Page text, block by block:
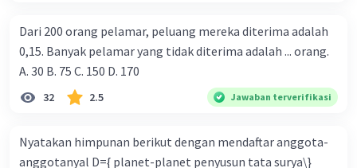
Dari 200 orang pelamar, peluang mereka diterima adalah
0,15. Banyak pelamar yang tidak diterima adalah ... orang.
A. 30 B. 75 C. 150 D. 170
32 2.5 Jawaban terverifikasi
Nyatakan himpunan berikut dengan mendaftar anggota-
anggotanyal D={ planet-planet penyusun tata surya\}